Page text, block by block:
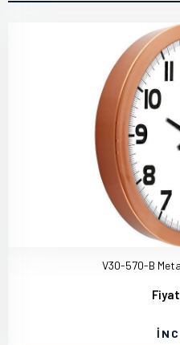
V30-570-B
Fiyat